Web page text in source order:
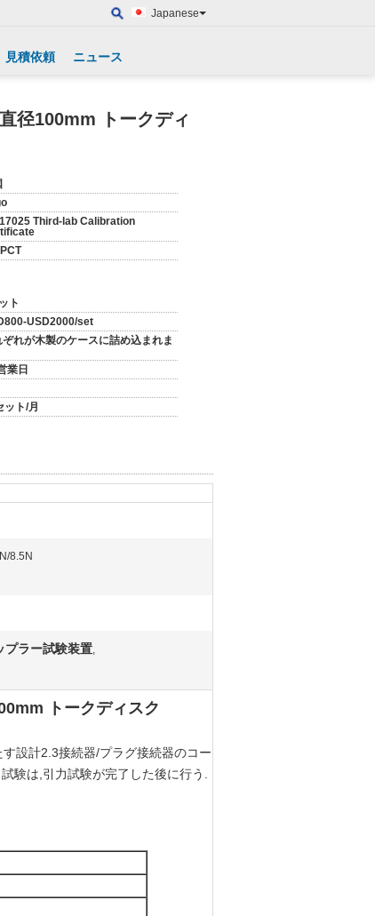
Japanese
見積依頼 ニュース
径100mm トークディ
Third-lab Calibration
ト
USD2000/set
ぞれが木製のケースに詰め込まれま
業日
ット/月
8.5N
プラー試験装置,
トークディスク
設計2.3接続器/プラグ接続器のコー
験は,引力試験が完了した後に行う.